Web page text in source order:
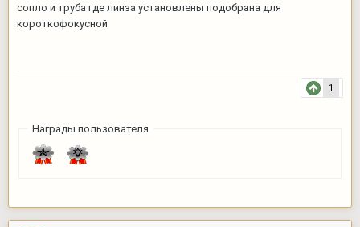
сопло и труба где линза установлены подобрана для
короткофокусной
1
Награды пользователя